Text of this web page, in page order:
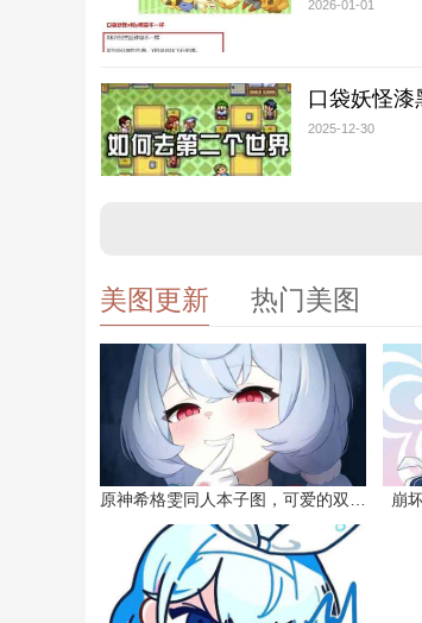
2026-01-01
口袋妖怪漆
2025-12-30
美图更新 热门美图
原神希格雯同人本子图，可爱的双马尾 崩